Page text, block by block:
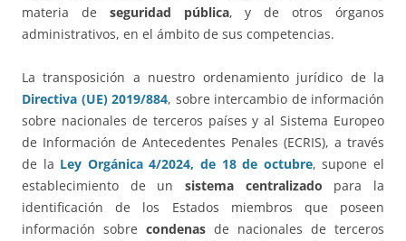
materia de seguridad pública, y de otros órganos
administrativos, en el ámbito de sus competencias.
La transposición a nuestro ordenamiento jurídico de la
Directiva (UE) 2019/884, sobre intercambio de información
sobre nacionales de terceros países y al Sistema Europeo
de Información de Antecedentes Penales (ECRIS), a través
de la Ley Orgánica 4/2024, de 18 de octubre, supone el
establecimiento de un sistema centralizado para la
identificación de los Estados miembros que poseen
información sobre condenas de nacionales de terceros